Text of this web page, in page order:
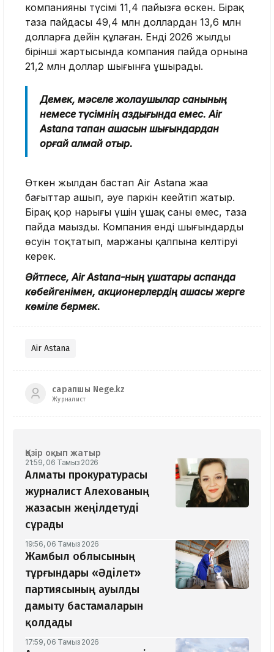
компанияның түсімі 11,4 пайызға өскен. Бірақ
таза пайдасы 49,4 млн доллардан 13,6 млн
долларға дейін құлаған. Енді 2026 жылдың
бірінші жартысында компания пайда орнына
21,2 млн доллар шығынға ұшырады.
Демек, мәселе жолаушылар санының
немесе түсімнің аздығында емес. Air
Astana тапқан ақшасын шығындардан
қорғай алмай отыр.
Өткен жылдан бастап Air Astana жаңа
бағыттар ашып, әуе паркін кеңейтіп жатыр.
Бірақ қор нарығы үшін ұшақ саны емес, таза
пайда маңызды. Компания енді шығындардың
өсуін тоқтатып, маржаны қалпына келтіруі
керек.
Әйтпесе, Air Astana-ның ұшақтары аспанда
көбейгенімен, акционерлердің ақшасы жерге
көміле бермек.
Air Astana
сарапшы Nege.kz
Журналист
Қазір оқып жатыр
21:59, 06 Тамыз 2026
Алматы прокуратурасы
журналист Алехованың
жазасын жеңілдетуді
сұрады
19:56, 06 Тамыз 2026
Жамбыл облысының
тұрғындары «Әділет»
партиясының ауылды
дамыту бастамаларын
қолдады
17:59, 06 Тамыз 2026